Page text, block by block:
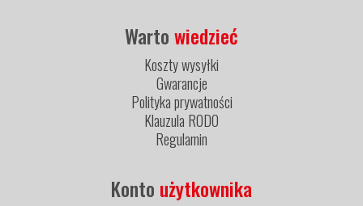
Wartowiedzieć
Koszty wysyłki
Gwarancje
Polityka prywatności
Klauzula RODO
Regulamin
Konto użytkownika